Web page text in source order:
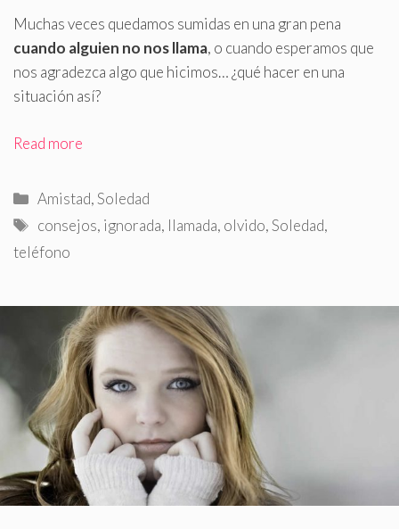
Muchas veces quedamos sumidas en una gran pena
cuando alguien no nos llama, o cuando esperamos que
nos agradezca algo que hicimos… ¿qué hacer en una
situación así?
Read more
Categorías
Amistad,Soledad
Etiquetas
consejos, ignorada, llamada, olvido,Soledad,
teléfono